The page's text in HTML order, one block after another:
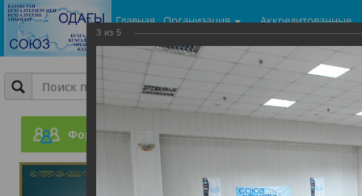
Главная Организация
Аккредитованные
центры
Форум
Фотогалерея
Общая Конференция
3 из 5